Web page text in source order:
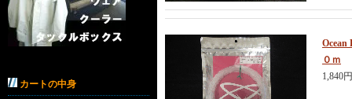
カートの中身
０ｍ
1,840